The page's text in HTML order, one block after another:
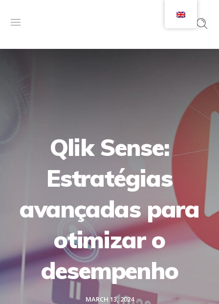
Qlik Sense:
Estratégias
avançadas para
otimizar o
desempenho
MARCH 13, 2024